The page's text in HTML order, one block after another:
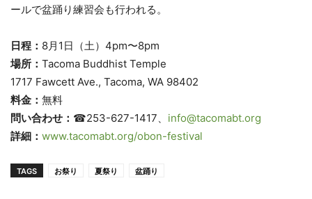
ールで盆踊り練習会も行われる。
日程： 8月1日（土）4pm〜8pm
場所： Tacoma Buddhist Temple
1717 Fawcett Ave., Tacoma, WA 98402
料金： 無料
問い合わせ： ☎253-627-1417、 info@tacomabt.org
詳細： www.tacomabt.org/obon-festival
TAGS お祭り 夏祭り 盆踊り